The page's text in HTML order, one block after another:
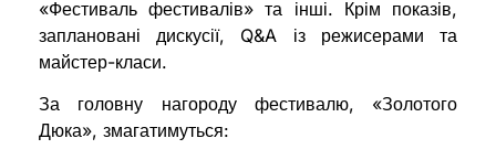
«Фестиваль фестивалів» та інші. Крім показів,
заплановані дискусії, Q&A із режисерами та
майстер-класи.
За головну нагороду фестивалю, «Золотого
Дюка», змагатимуться: